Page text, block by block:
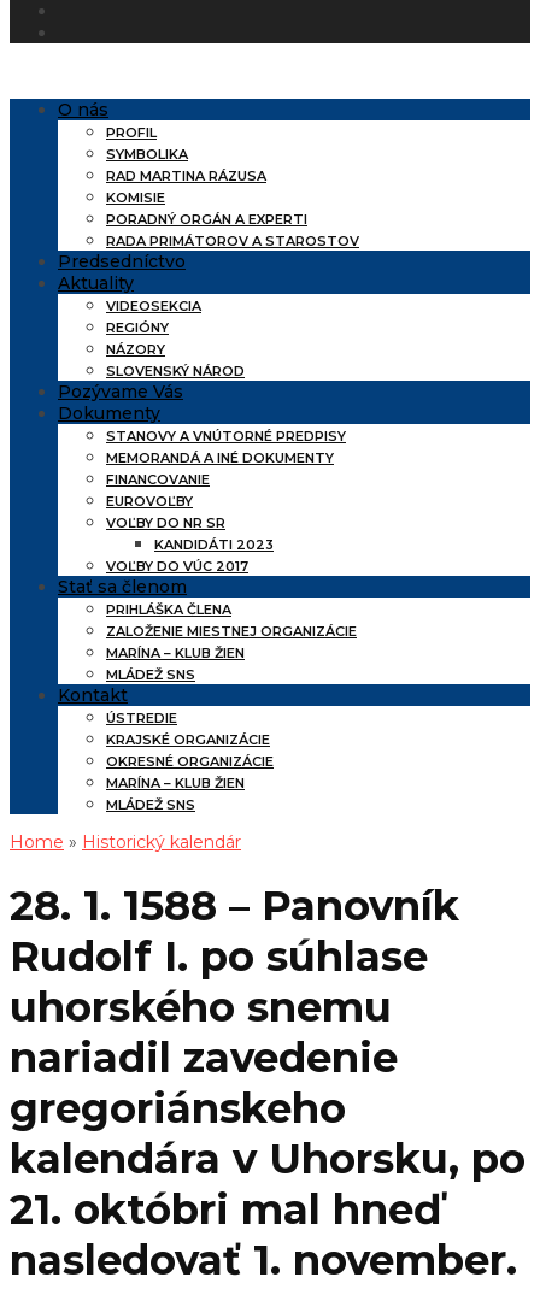
O nás
PROFIL
SYMBOLIKA
RAD MARTINA RÁZUSA
KOMISIE
PORADNÝ ORGÁN A EXPERTI
RADA PRIMÁTOROV A STAROSTOV
Predsedníctvo
Aktuality
VIDEOSEKCIA
REGIÓNY
NÁZORY
SLOVENSKÝ NÁROD
Pozývame Vás
Dokumenty
STANOVY A VNÚTORNÉ PREDPISY
MEMORANDÁ A INÉ DOKUMENTY
FINANCOVANIE
EUROVOĽBY
VOĽBY DO NR SR
KANDIDÁTI 2023
VOĽBY DO VÚC 2017
Stať sa členom
PRIHLÁŠKA ČLENA
ZALOŽENIE MIESTNEJ ORGANIZÁCIE
MARÍNA – KLUB ŽIEN
MLÁDEŽ SNS
Kontakt
ÚSTREDIE
KRAJSKÉ ORGANIZÁCIE
OKRESNÉ ORGANIZÁCIE
MARÍNA – KLUB ŽIEN
MLÁDEŽ SNS
Home » Historický kalendár
28. 1. 1588 – Panovník
Rudolf I. po súhlase
uhorského snemu
nariadil zavedenie
gregoriánskeho
kalendára v Uhorsku, po
21. októbri mal hneď
nasledovať 1. november.